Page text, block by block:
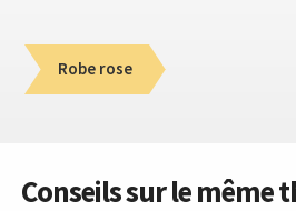
Robe rose
Conseils sur le même